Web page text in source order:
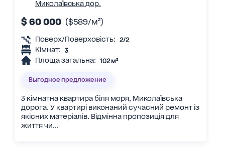
Миколаївська дор.
$ 60 000 ($589/м²)
Поверх/Поверховість: 2/2
Кімнат: 3
Площа загальна: 102 м²
Выгодное предложение
3 кімнатна квартира біля моря, Миколаївська
дорога. У квартирі виконаний сучасний ремонт із
якісних матеріалів. Відмінна пропозиція для
життя чи...